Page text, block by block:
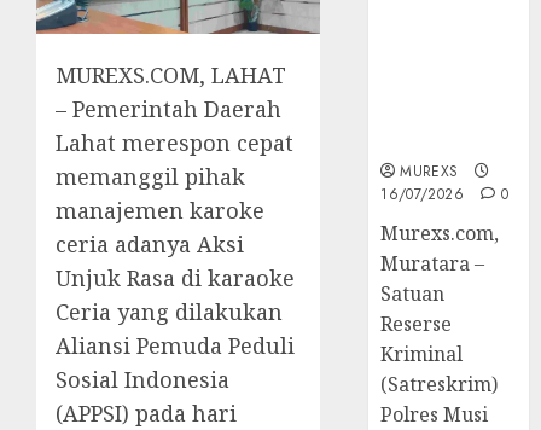
MUREXS.COM, LAHAT
– Pemerintah Daerah
Lahat merespon cepat
memanggil pihak
manajemen karoke
ceria adanya Aksi
Unjuk Rasa di karaoke
Ceria yang dilakukan
Aliansi Pemuda Peduli
Sosial Indonesia
(APPSI) pada hari
MUREXS
16/07/2026
0
Murexs.com,
Muratara –
Satuan
Reserse
Kriminal
(Satreskrim)
Polres Musi